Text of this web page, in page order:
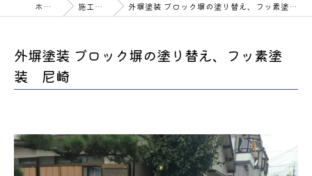
ホーム 施工事例 外塀塗装 ブロック塀の塗り替え、フッ素塗装 尼崎
外塀塗装 ブロック塀の塗り替え、フッ素塗
装 尼崎